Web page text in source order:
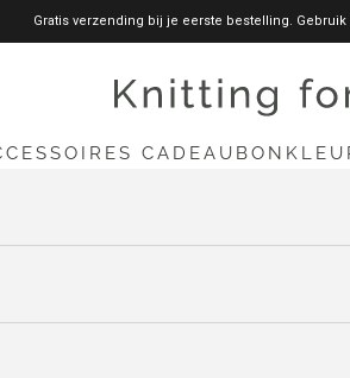
Gratis verzending bij je eerste bestelling. Gebruik
knittingforolive.com
CADEAUBON